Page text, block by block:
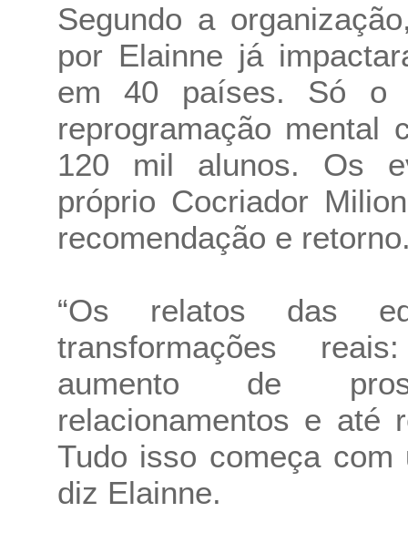
Segundo a
por Elainne já
em 40 países. Só o
reprogramação mental
120 mil alunos. Os
próprio Cocriador
recomendação e
“Os relatos das
transformações
aumento de
relacionamentos e até
Tudo isso começa com
diz Elainne.